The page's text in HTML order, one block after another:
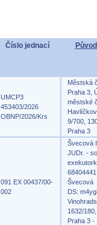
Číslo jednací
UMCP3
453403/2026
OBNP/2026/Krs
Městská
Praha 3,
městské
9/700,
Praha 3
091 EX 00437/00-
002
Švecová
JUDr. -
Švecová
DS:
1632/
Praha 3 -